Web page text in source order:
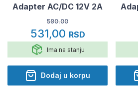
Adapter AC/DC 12V 2A
590.00
531,00 RSD
Ima na stanju
Dodaj u korpu